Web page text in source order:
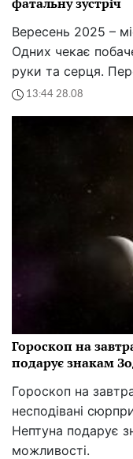
Вересень 2025 –
Одних чекає
руки та серця.
13:44 28.08
Гороскоп на
подарує знакам
Гороскоп на
несподівані
Нептуна подарує
можливості.